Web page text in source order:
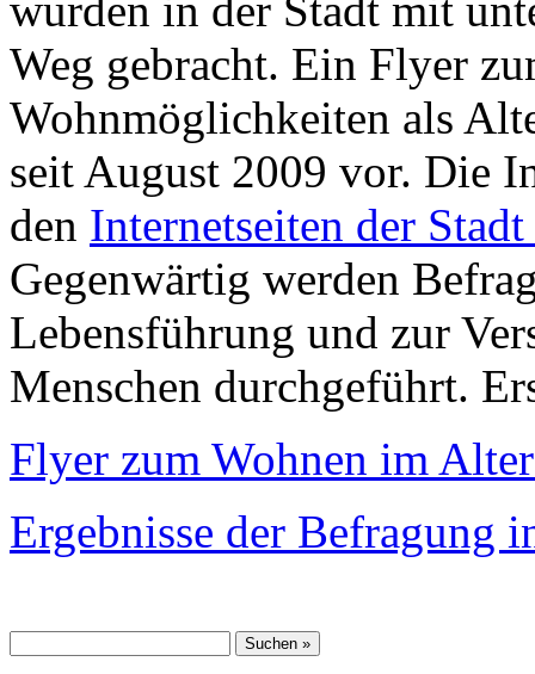
wurden in der Stadt mit
Weg gebracht. Ein Flyer
Wohnmöglichkeiten als
seit August 2009 vor. Die
den Internetseiten der
Gegenwärtig werden
Lebensführung und zur
Menschen durchgeführt.
Flyer zum Wohnen im
Ergebnisse der Befragung